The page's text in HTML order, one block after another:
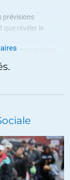
prévisions
que révéler le
de nos actions
pas, on
antique.
que les prix de
ou des excès de